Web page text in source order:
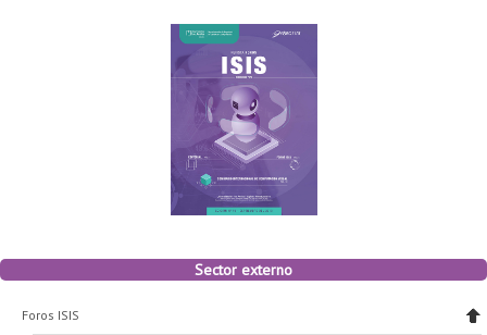
Sector externo
Foros ISIS